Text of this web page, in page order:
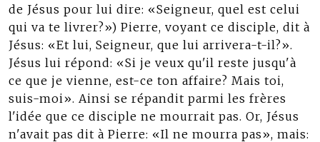
de Jésus pour lui dire: «Seigneur, quel est celui
qui va te livrer?») Pierre, voyant ce disciple, dit à
Jésus: «Et lui, Seigneur, que lui arrivera-t-il?».
Jésus lui répond: «Si je veux qu'il reste jusqu'à
ce que je vienne, est-ce ton affaire? Mais toi,
suis-moi». Ainsi se répandit parmi les frères
l'idée que ce disciple ne mourrait pas. Or, Jésus
n'avait pas dit à Pierre: «Il ne mourra pas», mais: